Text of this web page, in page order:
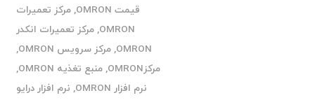
قیمت OMRON
,مرکز تعمیرات
OMRON
,مرکز تعمیرات انکدر
OMRON
,مرکز سرویس OMRON
,
مرکزOMRON
,منبع تغذیه OMRON
,
نرم افزار OMRON
, نرم افزار درایو